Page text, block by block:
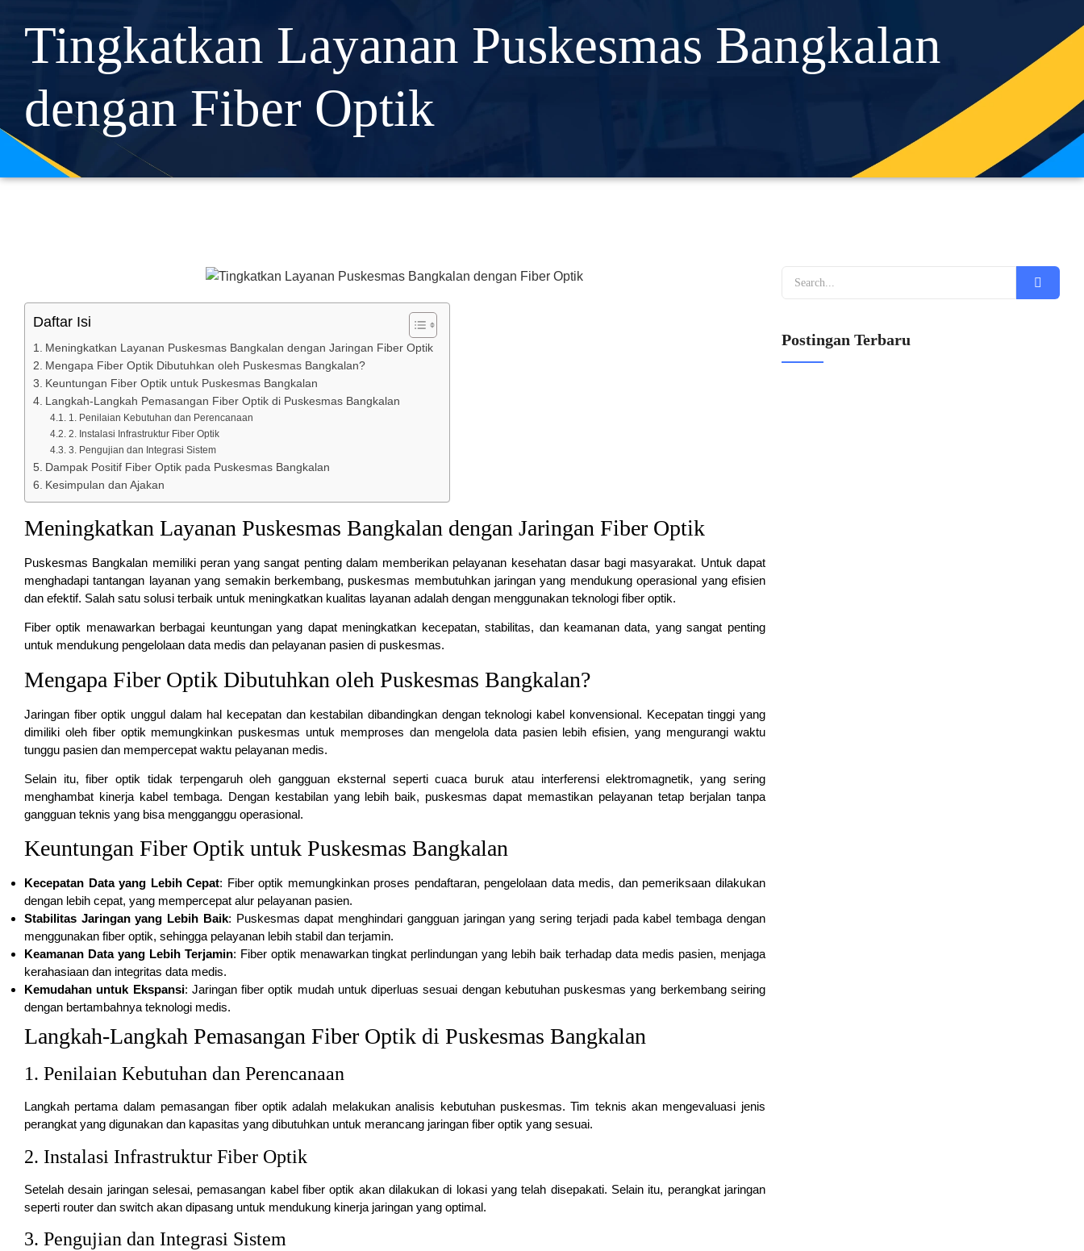
Tingkatkan Layanan Puskesmas Bangkalan
dengan Fiber Optik
Daftar Isi
Meningkatkan Layanan Puskesmas Bangkalan dengan Jaringan Fiber Optik
Mengapa Fiber Optik Dibutuhkan oleh Puskesmas Bangkalan?
Keuntungan Fiber Optik untuk Puskesmas Bangkalan
Langkah-Langkah Pemasangan Fiber Optik di Puskesmas Bangkalan
1. Penilaian Kebutuhan dan Perencanaan
2. Instalasi Infrastruktur Fiber Optik
3. Pengujian dan Integrasi Sistem
Dampak Positif Fiber Optik pada Puskesmas Bangkalan
Kesimpulan dan Ajakan
Meningkatkan Layanan Puskesmas Bangkalan dengan Jaringan Fiber Optik
Puskesmas Bangkalan memiliki peran yang sangat penting dalam memberikan pelayanan kesehatan dasar bagi masyarakat. Untuk dapat
menghadapi tantangan layanan yang semakin berkembang, puskesmas membutuhkan jaringan yang mendukung operasional yang efisien
dan efektif. Salah satu solusi terbaik untuk meningkatkan kualitas layanan adalah dengan menggunakan teknologi fiber optik.
Fiber optik menawarkan berbagai keuntungan yang dapat meningkatkan kecepatan, stabilitas, dan keamanan data, yang sangat penting
untuk mendukung pengelolaan data medis dan pelayanan pasien di puskesmas.
Mengapa Fiber Optik Dibutuhkan oleh Puskesmas Bangkalan?
Jaringan fiber optik unggul dalam hal kecepatan dan kestabilan dibandingkan dengan teknologi kabel konvensional. Kecepatan tinggi yang
dimiliki oleh fiber optik memungkinkan puskesmas untuk memproses dan mengelola data pasien lebih efisien, yang mengurangi waktu
tunggu pasien dan mempercepat waktu pelayanan medis.
Selain itu, fiber optik tidak terpengaruh oleh gangguan eksternal seperti cuaca buruk atau interferensi elektromagnetik, yang sering
menghambat kinerja kabel tembaga. Dengan kestabilan yang lebih baik, puskesmas dapat memastikan pelayanan tetap berjalan tanpa
gangguan teknis yang bisa mengganggu operasional.
Keuntungan Fiber Optik untuk Puskesmas Bangkalan
Kecepatan Data yang Lebih Cepat: Fiber optik memungkinkan proses pendaftaran, pengelolaan data medis, dan pemeriksaan dilakukan
dengan lebih cepat, yang mempercepat alur pelayanan pasien.
Stabilitas Jaringan yang Lebih Baik: Puskesmas dapat menghindari gangguan jaringan yang sering terjadi pada kabel tembaga dengan
menggunakan fiber optik, sehingga pelayanan lebih stabil dan terjamin.
Keamanan Data yang Lebih Terjamin: Fiber optik menawarkan tingkat perlindungan yang lebih baik terhadap data medis pasien, menjaga
kerahasiaan dan integritas data medis.
Kemudahan untuk Ekspansi: Jaringan fiber optik mudah untuk diperluas sesuai dengan kebutuhan puskesmas yang berkembang seiring
dengan bertambahnya teknologi medis.
Langkah-Langkah Pemasangan Fiber Optik di Puskesmas Bangkalan
1. Penilaian Kebutuhan dan Perencanaan
Langkah pertama dalam pemasangan fiber optik adalah melakukan analisis kebutuhan puskesmas. Tim teknis akan mengevaluasi jenis
perangkat yang digunakan dan kapasitas yang dibutuhkan untuk merancang jaringan fiber optik yang sesuai.
2. Instalasi Infrastruktur Fiber Optik
Setelah desain jaringan selesai, pemasangan kabel fiber optik akan dilakukan di lokasi yang telah disepakati. Selain itu, perangkat jaringan
seperti router dan switch akan dipasang untuk mendukung kinerja jaringan yang optimal.
3. Pengujian dan Integrasi Sistem
Postingan Terbaru